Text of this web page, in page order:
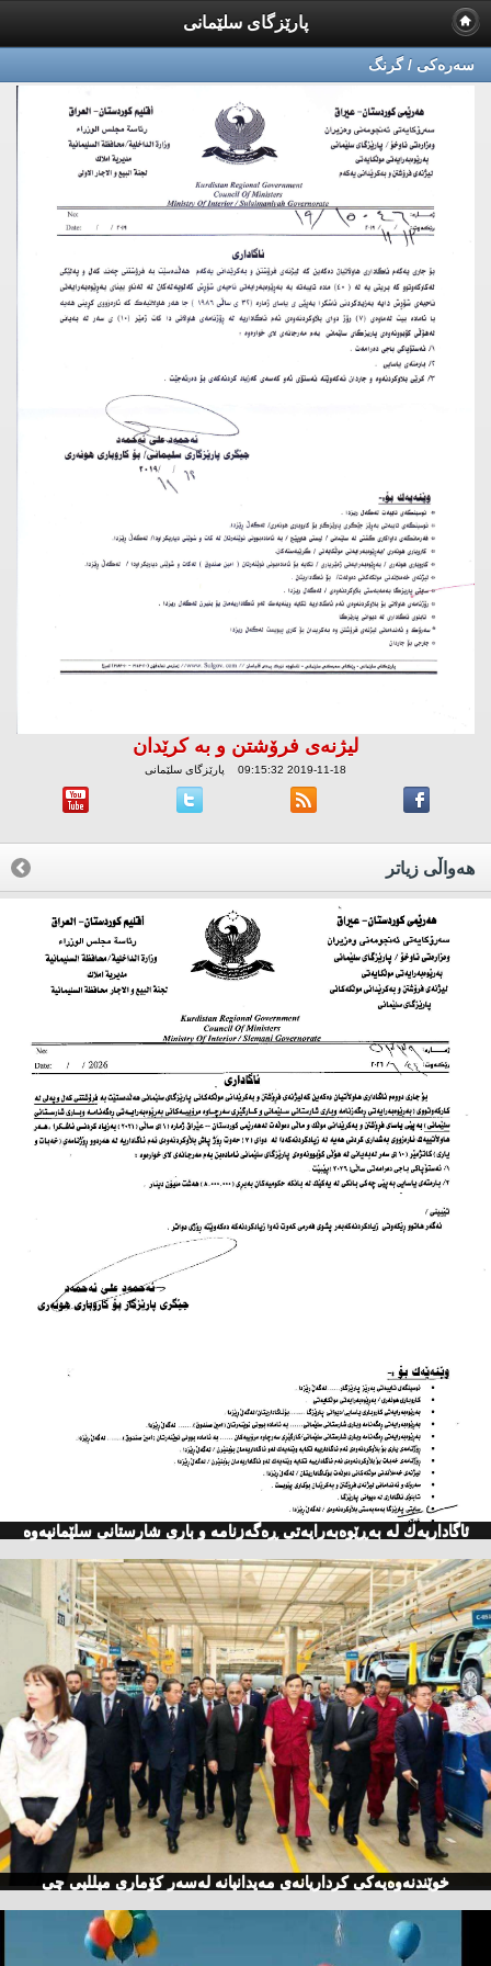
پارێزگای سلێمانی
سه‌ره‌كی / گرنگ
لیژنه‌ی فرۆشتن و به‌ كرێدان
2019-11-18 09:15:32 پارێزگای سلێمانی
هه‌واڵی زیاتر
ئاگاداریه‌ك له‌ به‌ڕێوه‌به‌رایه‌تی ڕه‌گه‌زنامه‌ و باری شارستانی سلێمانیه‌وه‌
خوێندنەوەیەكی كرداریانەی مەیدانیانە لەسەر كۆماری میللیی چی